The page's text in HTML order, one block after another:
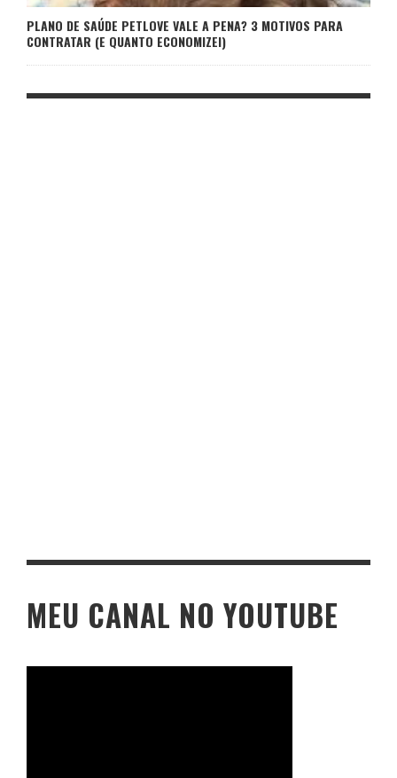
PLANO DE SAÚDE PETLOVE VALE A PENA? 3 MOTIVOS PARA
CONTRATAR (E QUANTO ECONOMIZEI)
MEU CANAL NO YOUTUBE